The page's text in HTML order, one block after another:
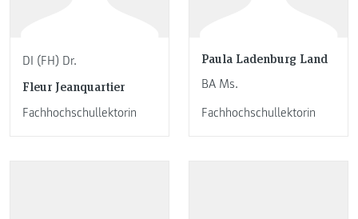
DI (FH) Dr.
Fleur Jeanquartier
Fachhochschullektorin
Paula Ladenburg Land
BA Ms.
Fachhochschullektorin